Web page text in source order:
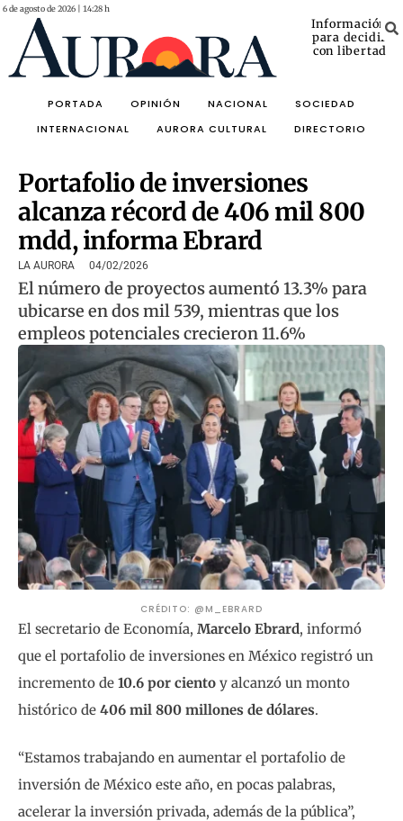
6 de agosto de 2026 | 14:28 h
Información
para decidir
con libertad
PORTADA OPINIÓN NACIONAL
SOCIEDAD
INTERNACIONAL
AURORA CULTURAL DIRECTORIO
Portafolio de inversiones
alcanza récord de 406 mil 800
mdd, informa Ebrard
LA AURORA 04/02/2026
El número de proyectos aumentó 13.3% para
ubicarse en dos mil 539, mientras que los
empleos potenciales crecieron 11.6%
CRÉDITO: @M_EBRARD
El secretario de Economía, Marcelo Ebrard, informó
que el portafolio de inversiones en México registró un
incremento de 10.6 por ciento y alcanzó un monto
histórico de 406 mil 800 millones de dólares.
“Estamos trabajando en aumentar el portafolio de
inversión de México este año, en pocas palabras,
acelerar la inversión privada, además de la pública”,